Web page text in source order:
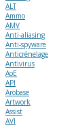
ALT
Ammo
AMV
Anti-aliasing
Anti-spyware
Anticrénelage
Antivirus
AoE
API
Arobase
Artwork
Assist
AVI